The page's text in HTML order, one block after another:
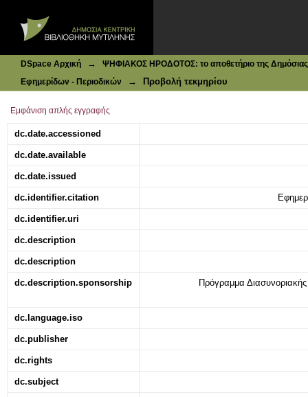
DSpace Αρχική →
ΨΗΦΙΑΚΟΣ ΗΡΟΔΟΤΟΣ: το αποθετήριο της Δημόσιας
Εφημερίδων - Περιοδικών
→ Προβολή τεκμηρίου
Εμφάνιση απλής εγγραφής
dc.date.accessioned
dc.date.available
dc.date.issued
dc.identifier.citation
dc.identifier.uri
dc.description
dc.description
dc.description.sponsorship Πρόγραμμα
dc.language.iso
dc.publisher
dc.rights
dc.subject